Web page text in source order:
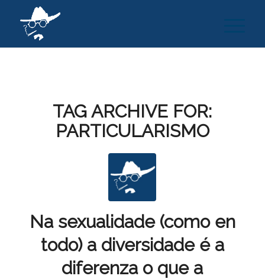
TAG ARCHIVE FOR:
PARTICULARISMO
Na sexualidade (como en
todo) a diversidade é a
diferenza o que a